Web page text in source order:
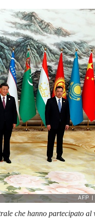
che hanno partecipato